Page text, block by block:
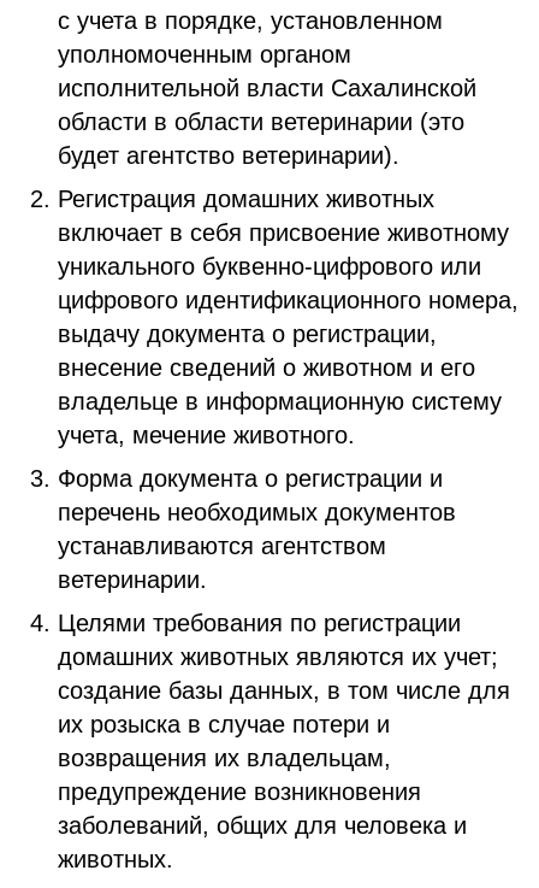
с учета в порядке, установленном
уполномоченным органом
исполнительной власти Сахалинской
области в области ветеринарии (это
будет агентство ветеринарии).
Регистрация домашних животных
включает в себя присвоение животному
уникального буквенно-цифрового или
цифрового идентификационного номера,
выдачу документа о регистрации,
внесение сведений о животном и его
владельце в информационную систему
учета, мечение животного.
Форма документа о регистрации и
перечень необходимых документов
устанавливаются агентством
ветеринарии.
Целями требования по регистрации
домашних животных являются их учет;
создание базы данных, в том числе для
их розыска в случае потери и
возвращения их владельцам,
предупреждение возникновения
заболеваний, общих для человека и
животных.